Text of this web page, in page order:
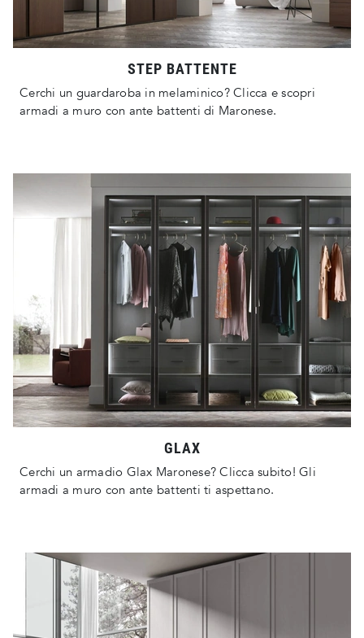
STEP BATTENTE
Cerchi un guardaroba in melaminico? Clicca e scopri
armadi a muro con ante battenti di Maronese.
GLAX
Cerchi un armadio Glax Maronese? Clicca subito! Gli
armadi a muro con ante battenti ti aspettano.